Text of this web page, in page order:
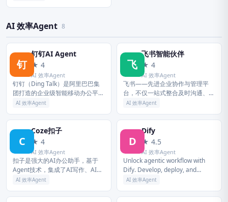
AI 效率Agent 8
钉
钉钉AI Agent
★ 4
AI 效率Agent
钉钉（Ding Talk）是阿里巴巴集
团打造的企业级智能移动办公平
台，引领未来新一代工作方式，将
时代的企业组织协同办公和应用...
AI 效率Agent
飞
飞书智能伙伴
★ 4
AI 效率Agent
飞书——先进企业协作与管理平
台，不仅一站式整合及时沟通、智
能日历、音视频会议、飞书文档、
OKR、飞书招聘、飞书绩效等组织
管理...
AI 效率Agent
C
Coze扣子
★ 4
AI 效率Agent
扣子是强大的AI办公助手，基于
Agent技术，集成了AI写作、AI
PPT生成、AI表格处理、AI设计、
能。扣子助力财经...
AI 效率Agent
D
Dify
★ 4.5
AI 效率Agent
Unlock agentic workflow with
Dify. Develop, deploy, and
manage autonomous age...
AI 效率Agent